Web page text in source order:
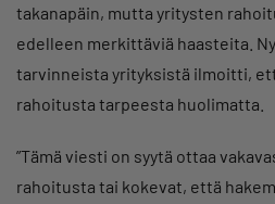
takanapäin, mutta yritysten
edelleen merkittäviä haasteita.
tarvinneista yrityksistä ilmoitti,
rahoitusta tarpeesta huolimatta.
”Tämä viesti on syytä ottaa
rahoitusta tai kokevat, että